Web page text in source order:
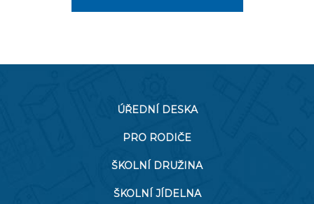
ÚŘEDNÍ DESKA
PRO RODIČE
ŠKOLNÍ DRUŽINA
ŠKOLNÍ JÍDELNA